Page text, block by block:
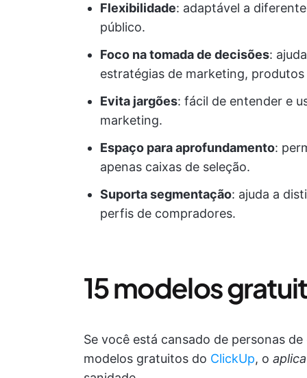
Flexibilidade: adaptável a
público.
Foco na tomada de decisões:
estratégias de marketing,
Evita jargões: fácil de entender e
marketing.
Espaço para aprofundamento:
apenas caixas de seleção.
Suporta segmentação: ajuda a
perfis de compradores.
15 modelos
Se você está cansado de personas
modelos gratuitos do ClickUp, o